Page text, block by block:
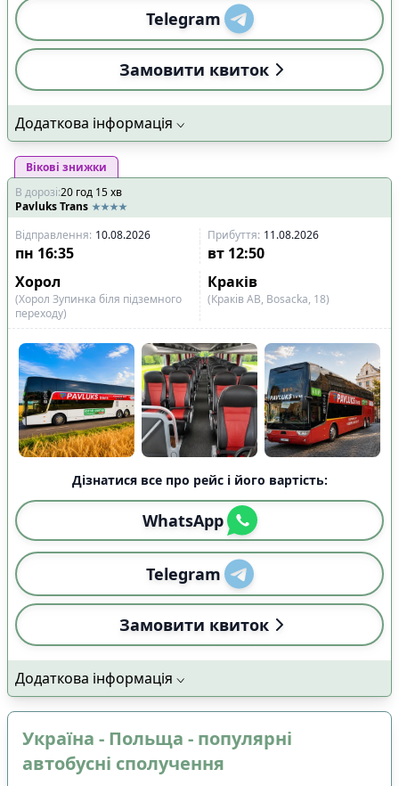
Telegram
Замовити квиток
Додаткова інформація
Вікові знижки
В дорозі:20 год 15хв
Pavluks Trans
Відправлення: 10.08.2026 Прибуття: 11.08.2026
пн 16:35 вт 12:50
Хорол
Краків
(Хорол Зупинка біля підземного
переходу)
(Краків АВ, Bosacka, 18)
Дізнатися все про рейс і його вартість:
WhatsApp
Telegram
Замовити квиток
Додаткова інформація
Україна - Польща - популярні
автобусні сполучення